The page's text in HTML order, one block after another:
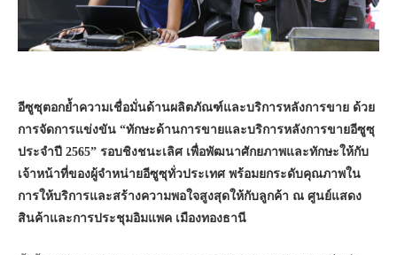
อีซูซุตอกย้ำความเชื่อมั่นด้านผลิตภัณฑ์และบริการหลังการขาย ด้วย
การจัดการแข่งขัน “ทักษะด้านการขายและบริการหลังการขายอีซูซุ
ประจำปี 2565” รอบชิงชนะเลิศ เพื่อพัฒนาศักยภาพและทักษะให้กับ
เจ้าหน้าที่ของผู้จำหน่ายอีซูซุทั่วประเทศ พร้อมยกระดับคุณภาพใน
การให้บริการและสร้างความพอใจสูงสุดให้กับลูกค้า ณ ศูนย์แสดง
สินค้าและการประชุมอิมแพค เมืองทองธานี